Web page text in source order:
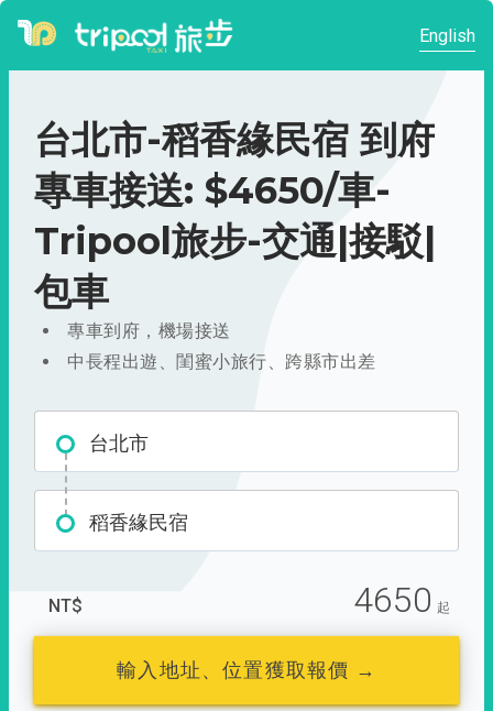
English
台北市-稻香緣民宿 到府
專車接送: $4650/車-
Tripool旅步-交通|接駁|
包車
專車到府，機場接送
中長程出遊、閨蜜小旅行、跨縣市出差
台北市
稻香緣民宿
NT$ 4650 起
輸入地址、位置獲取報價 →